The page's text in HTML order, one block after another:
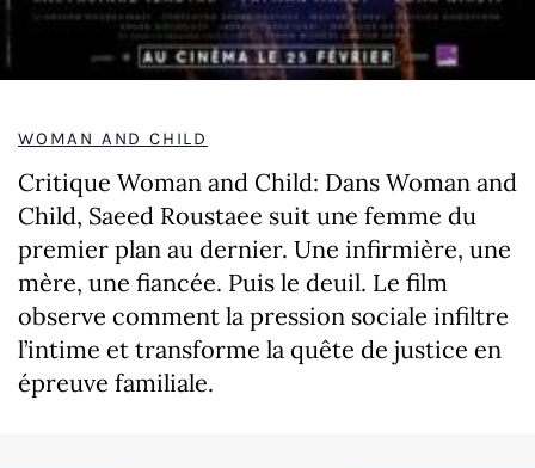
WOMAN AND CHILD
Critique Woman and Child: Dans Woman and
Child, Saeed Roustaee suit une femme du
premier plan au dernier. Une infirmière, une
mère, une fiancée. Puis le deuil. Le film
observe comment la pression sociale infiltre
l’intime et transforme la quête de justice en
épreuve familiale.